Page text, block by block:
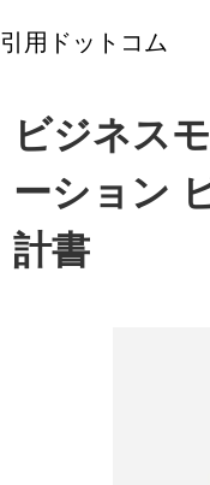
引用ドットコム
ビジネス
ーション
計書